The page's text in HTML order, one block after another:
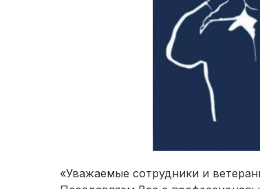
«Уважаемые сотрудники и